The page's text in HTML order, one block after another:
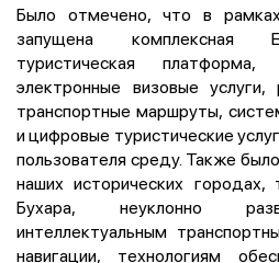
Было отмечено, что в
запущена комплексная
туристическая
электронные визовые
транспортные маршруты,
и цифровые туристические
пользователя среду. Также
наших исторических
Бухара, неуклонно
интеллектуальным
навигации, технологиям